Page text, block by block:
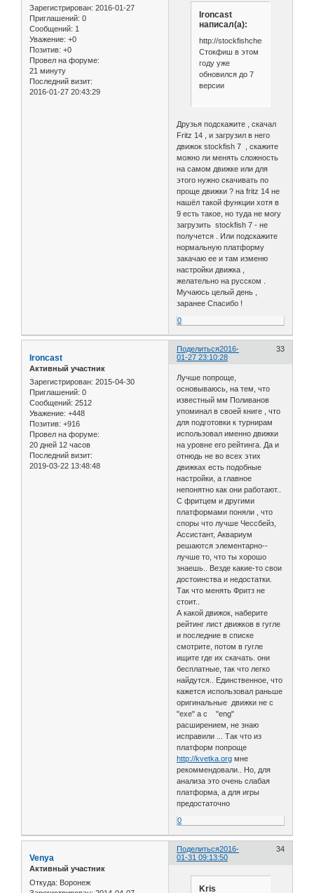
Зарегистрирован: 2016-01-27
Приглашений: 0
Сообщений: 1
Уважение: +0
Позитив: +0
Провел на форуме:
21 минуту
Последний визит:
2016-01-27 20:43:29
Ironcast
написал(а):
http://stockfishchess.org/
Стокфиш в этом
году уже
обновился до 7
версии
Друзья подскажите , скачал
Fritz 14 , и загрузил в него
движок stockfish 7 , скажите
можно ли менять сложность
на самом движке или для
этого нужно скачивать по
проще движки ? на fritz 14 не
нашёл такой функции хотя в
9 есть такое, но туда не могу
загрузить stockfish 7 - не
получется . Или подскажите
нормальную платформу
закачаю ее и там изменю
настройки движка ,
желательно на русском .
Мучаюсь целый день ,
заранее Спасибо !
0
Поделиться 33
2016-
01-27 23:10:28
Ironcast
Активный участник
Зарегистрирован: 2015-04-30
Приглашений: 0
Сообщений: 2512
Уважение: +448
Позитив: +916
Провел на форуме:
20 дней 12 часов
Последний визит:
2019-03-22 13:48:48
Лучше попроще,
основываюсь, на тем, что
известный мм Поливанов
упоминал в своей книге , что
для подготовки к турнирам
использовал именно движки
на уровне его рейтинга. Да и
отнюдь не во всех этих
движках есть подобные
настройки, а главное
непонятно как они работают..
С фритцем и другими
платформами поняли , что
споры что лучше Чессбейз,
Ассистант, Аквариум
решаются элементарно--
лучше то, что ты хорошо
знаешь.. Везде какие-то свои
достоинства и недостатки.
Так что менять Фритз не
стоит..
А какой движок, наберите
рейтинг лист движков в гугле
и последние в списке
смотрите, потом в гугле
ищите где их скачать. они
бесплатные, так что легко
найдутся.. Единственное, что
кажется использовал раньше
оригинальные движки не с
"exe" а с "eng"
расширением, не знаю
исправили ... Так что из
платформ попроще
http://kvetka.org мне
рекоммендовали.. Но, для
анализа это очень слабая
платформа, а для игры
предостаточно
0
Поделиться 34
2016-
01-31 09:13:50
Venya
Активный участник
Откуда: Воронеж
Kris